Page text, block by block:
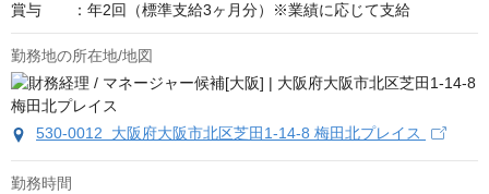
賞与　　：年2回（標準支給3ヶ月分）※業績に応じて支給
勤務地の所在地/地図
530-0012 大阪府大阪市北区芝田1-14-8 梅田北プレイス
勤務時間